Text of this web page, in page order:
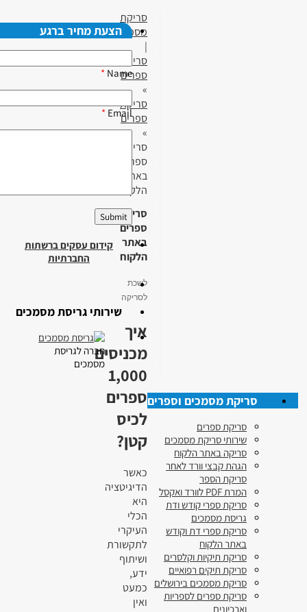
סריקת
מסמכים
|
סריקת
ספרים
»
סריקת
ספרים
»
סריקת
ספרים
באתר
הלקוח
סריקת
ספרים
באתר
הלקוח
לשכת
לסריקה
איך
מכניסים
1,000
ספרים
לכיס
קטן?
כאשר
הדיגיטציה
היא
הכלי
העיקרי
לתקשורת
ושיתוף
ידע,
כמעט
ואין
הצעת מחיר ברגע
Name
*
Email
*
קידום עסקים ברשתות
החברתיות
שירותי גריסת מסמכים
חברה לגריסת
מסמכים
סריקת מסמכים וספרים
סריקת ספרים
שירותי סריקת מסמכים
סריקה באתר הלקוח
הגהת קבצי וורד לאחר
סריקת הספר
המרת PDF לוורד ואקסל
סריקת ספרי קודש ודת
גריסת מסמכים
סריקת ספרי דת וקודש
באתר הלקוח
סריקת תיקיות וקלסרים
סריקת תיקים רפואיים
סריקת מסמכים בירושלים
סריקת ספרים לספריות
וארכיונים